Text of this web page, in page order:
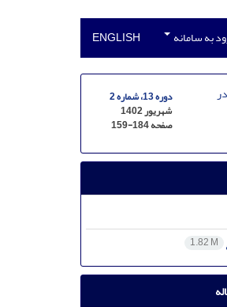
به سامانه ENGLISH
دوره 13، شماره 2
شهریور 1402
صفحه159-184
1.82 M